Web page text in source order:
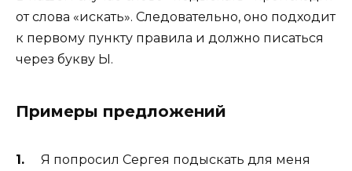
от слова «искать». Следовательно, оно подходит
к первому пункту правила и должно писаться
через букву Ы.
Примеры предложений
Я попросил Сергея подыскать для меня